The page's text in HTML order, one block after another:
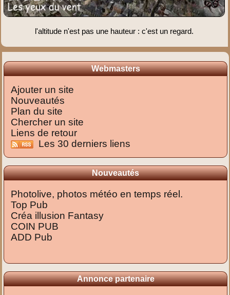
l'altitude n'est pas une hauteur : c'est un regard.
Webmasters
Ajouter un site
Nouveautés
Plan du site
Chercher un site
Liens de retour
Les 30 derniers liens
Nouveautés
Photolive, photos météo en temps réel.
Top Pub
Créa illusion Fantasy
COIN PUB
ADD Pub
Annonce partenaire